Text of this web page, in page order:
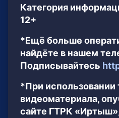
Категория
12+
*Ещё больше
найдёте в нашем
Подписывайтесь
*При использовании
видеоматериала,
сайте ГТРК